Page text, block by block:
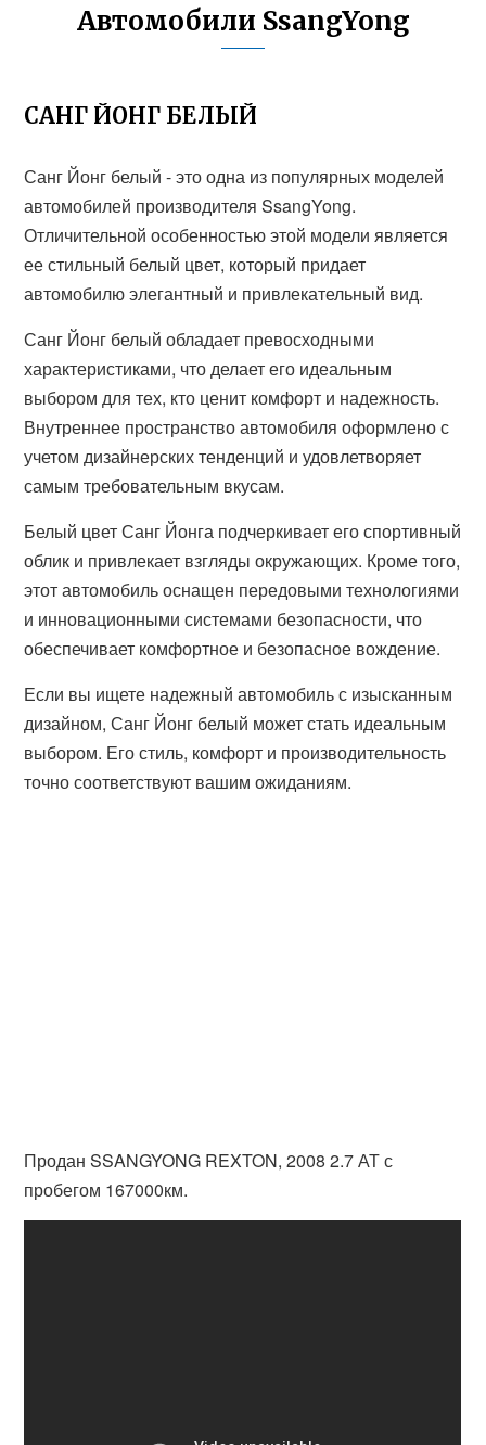
Автомобили SsangYong
САНГ ЙОНГ БЕЛЫЙ
Санг Йонг белый - это одна из популярных моделей
автомобилей производителя SsangYong.
Отличительной особенностью этой модели является
ее стильный белый цвет, который придает
автомобилю элегантный и привлекательный вид.
Санг Йонг белый обладает превосходными
характеристиками, что делает его идеальным
выбором для тех, кто ценит комфорт и надежность.
Внутреннее пространство автомобиля оформлено с
учетом дизайнерских тенденций и удовлетворяет
самым требовательным вкусам.
Белый цвет Санг Йонга подчеркивает его спортивный
облик и привлекает взгляды окружающих. Кроме того,
этот автомобиль оснащен передовыми технологиями
и инновационными системами безопасности, что
обеспечивает комфортное и безопасное вождение.
Если вы ищете надежный автомобиль с изысканным
дизайном, Санг Йонг белый может стать идеальным
выбором. Его стиль, комфорт и производительность
точно соответствуют вашим ожиданиям.
Продан SSANGYONG REXTON, 2008 2.7 АТ с
пробегом 167000км.